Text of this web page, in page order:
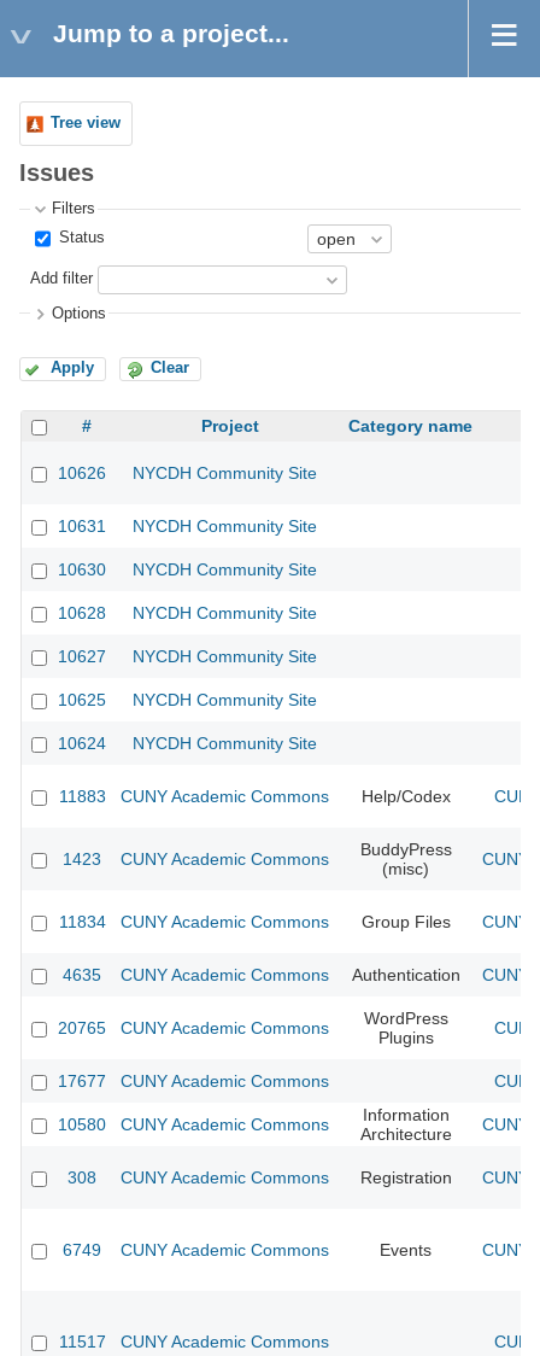
Jump to a project...
Tree view
Issues
Filters
Status
Add filter
Options
Apply Clear
# Project Category name
10626 NYCDH Community Site
10631 NYCDH Community Site
10630 NYCDH Community Site
10628 NYCDH Community Site
10627 NYCDH Community Site
10625 NYCDH Community Site
10624 NYCDH Community Site
11883 CUNY Academic Commons Help/Codex
1423 CUNY Academic Commons
BuddyPress
(misc)
CUNY
11834 CUNY Academic Commons Group Files CUNY
4635 CUNY Academic Commons Authentication CUNY
20765 CUNY Academic Commons
WordPress
Plugins
17677 CUNY Academic Commons
10580 CUNY Academic Commons
Information
Architecture
CUNY
308 CUNY Academic Commons Registration CUNY
6749 CUNY Academic Commons Events CUNY
11517 CUNY Academic Commons